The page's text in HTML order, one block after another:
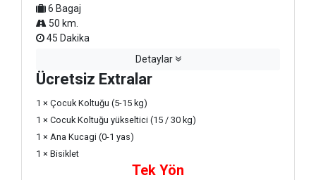
6 Bagaj
50 km.
45 Dakika
Detaylar
Ücretsiz Extralar
1 × Çocuk Koltuğu (5-15 kg)
1 × Cocuk Koltuğu yükseltici (15 / 30 kg)
1 × Ana Kucagi (0-1 yas)
1 × Bisiklet
Tek Yön